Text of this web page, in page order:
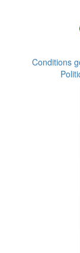
Conditions